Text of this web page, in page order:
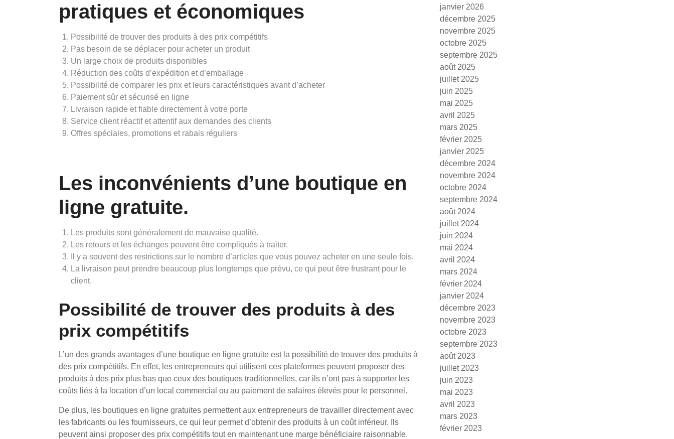
pratiques et économiques
Possibilité de trouver des produits à des prix compétitifs
Pas besoin de se déplacer pour acheter un produit
Un large choix de produits disponibles
Réduction des coûts d’expédition et d’emballage
Possibilité de comparer les prix et leurs caractéristiques avant d’acheter
Paiement sûr et sécurisé en ligne
Livraison rapide et fiable directement à votre porte
Service client réactif et attentif aux demandes des clients
Offres spéciales, promotions et rabais réguliers
Les inconvénients d’une boutique en
ligne gratuite.
Les produits sont généralement de mauvaise qualité.
Les retours et les échanges peuvent être compliqués à traiter.
Il y a souvent des restrictions sur le nombre d’articles que vous pouvez acheter en une seule fois.
La livraison peut prendre beaucoup plus longtemps que prévu, ce qui peut être frustrant pour le
client.
Possibilité de trouver des produits à des
prix compétitifs
L’un des grands avantages d’une boutique en ligne gratuite est la possibilité de trouver des produits à
des prix compétitifs. En effet, les entrepreneurs qui utilisent ces plateformes peuvent proposer des
produits à des prix plus bas que ceux des boutiques traditionnelles, car ils n’ont pas à supporter les
coûts liés à la location d’un local commercial ou au paiement de salaires élevés pour le personnel.
De plus, les boutiques en ligne gratuites permettent aux entrepreneurs de travailler directement avec
les fabricants ou les fournisseurs, ce qui leur permet d’obtenir des produits à un coût inférieur. Ils
peuvent ainsi proposer des prix compétitifs tout en maintenant une marge bénéficiaire raisonnable.
janvier 2026
décembre 2025
novembre 2025
octobre 2025
septembre 2025
août 2025
juillet 2025
juin 2025
mai 2025
avril 2025
mars 2025
février 2025
janvier 2025
décembre 2024
novembre 2024
octobre 2024
septembre 2024
août 2024
juillet 2024
juin 2024
mai 2024
avril 2024
mars 2024
février 2024
janvier 2024
décembre 2023
novembre 2023
octobre 2023
septembre 2023
août 2023
juillet 2023
juin 2023
mai 2023
avril 2023
mars 2023
février 2023